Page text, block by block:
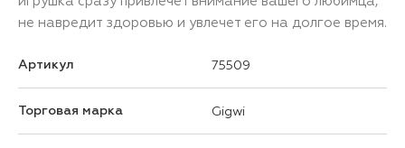
не навредит здоровью и увлечет его на долгое время.
Артикул 75509
Торговая марка Gigwi